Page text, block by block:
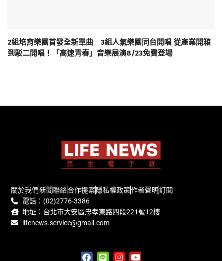
2組培育樂團首發全新單曲 3組人氣樂團同台開唱 從產業開箱
到駁二開唱！「高速青春」音樂展演8/23免費登場
關於我們新聞聯絡合作提案隱私權政策作者聲明訂閱
電話：(02)2776-3386
地址：台北市大安區忠孝東路四段221號12樓
lifenews.service@gmail.com